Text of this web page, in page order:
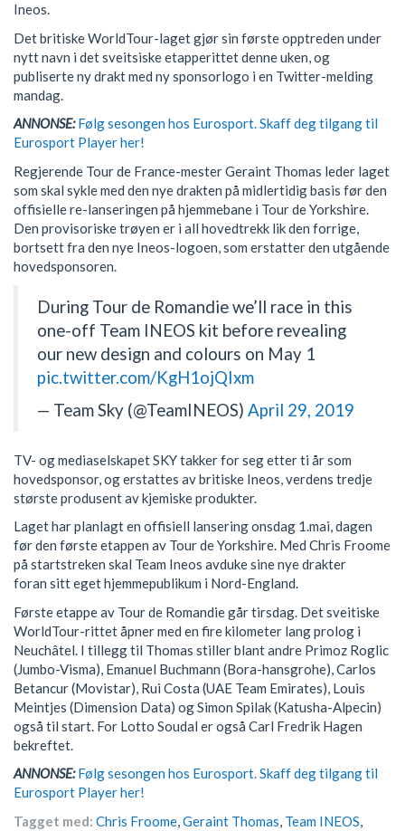
Ineos.
Det britiske WorldTour-laget gjør sin første opptreden under
nytt navn i det sveitsiske etapperittet denne uken, og
publiserte ny drakt med ny sponsorlogo i en Twitter-melding
mandag.
ANNONSE: Følg sesongen hos Eurosport. Skaff deg tilgang til
Eurosport Player her!
Regjerende Tour de France-mester Geraint Thomas leder laget
som skal sykle med den nye drakten på midlertidig basis før den
offisielle re-lanseringen på hjemmebane i Tour de Yorkshire.
Den provisoriske trøyen er i all hovedtrekk lik den forrige,
bortsett fra den nye Ineos-logoen, som erstatter den utgående
hovedsponsoren.
During Tour de Romandie we’ll race in this
one-off Team INEOS kit before revealing
our new design and colours on May 1
pic.twitter.com/KgH1ojQIxm
— Team Sky (@TeamINEOS) April 29, 2019
TV- og mediaselskapet SKY takker for seg etter ti år som
hovedsponsor, og erstattes av britiske Ineos, verdens tredje
største produsent av kjemiske produkter.
Laget har planlagt en offisiell lansering onsdag 1.mai, dagen
før den første etappen av Tour de Yorkshire. Med Chris Froome
på startstreken skal Team Ineos avduke sine nye drakter
foran sitt eget hjemmepublikum i Nord-England.
Første etappe av Tour de Romandie går tirsdag. Det sveitiske
WorldTour-rittet åpner med en fire kilometer lang prolog i
Neuchâtel. I tillegg til Thomas stiller blant andre Primoz Roglic
(Jumbo-Visma), Emanuel Buchmann (Bora-hansgrohe), Carlos
Betancur (Movistar), Rui Costa (UAE Team Emirates), Louis
Meintjes (Dimension Data) og Simon Spilak (Katusha-Alpecin)
også til start. For Lotto Soudal er også Carl Fredrik Hagen
bekreftet.
ANNONSE: Følg sesongen hos Eurosport. Skaff deg tilgang til
Eurosport Player her!
Tagget med: Chris Froome,Geraint Thomas, Team INEOS,